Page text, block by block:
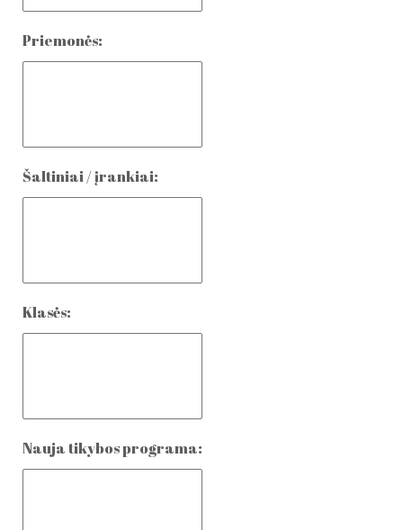
Priemonės:
Šaltiniai / įrankiai:
Klasės:
Nauja tikybos programa: